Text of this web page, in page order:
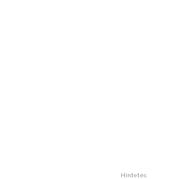
Hirdetés